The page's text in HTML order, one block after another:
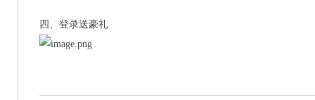
四、登录送豪礼